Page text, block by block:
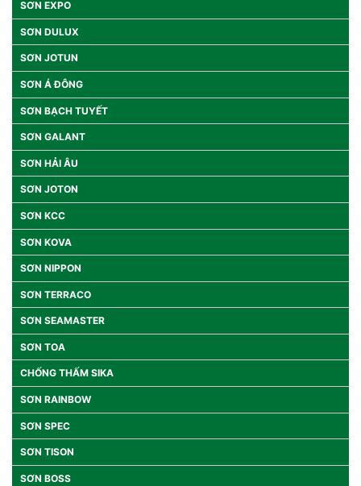
SƠN EXPO
SƠN DULUX
SƠN JOTUN
SƠN Á ĐÔNG
SƠN BẠCH TUYẾT
SƠN GALANT
SƠN HẢI ÂU
SƠN JOTON
SƠN KCC
SƠN KOVA
SƠN NIPPON
SƠN TERRACO
SƠN SEAMASTER
SƠN TOA
CHỐNG THẤM SIKA
SƠN RAINBOW
SƠN SPEC
SƠN TISON
SƠN BOSS